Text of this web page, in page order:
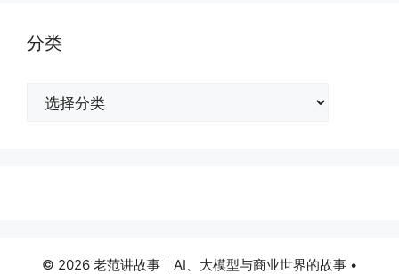
分类
© 2026 老范讲故事｜AI、大模型与商业世界的故事 •